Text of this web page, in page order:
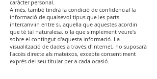
caràcter personal.
A més, també tindrà la condició de confidencial la
informació de qualsevol tipus que les parts
intercanviïn entre si, aquella que aquestes acordin
que té tal naturalesa, o la que simplement veure's
sobre el contingut d'aquesta informació. La
visualització de dades a través d'Internet, no suposarà
l'accés directe als mateixos, excepte consentiment
exprés del seu titular per a cada ocasió.